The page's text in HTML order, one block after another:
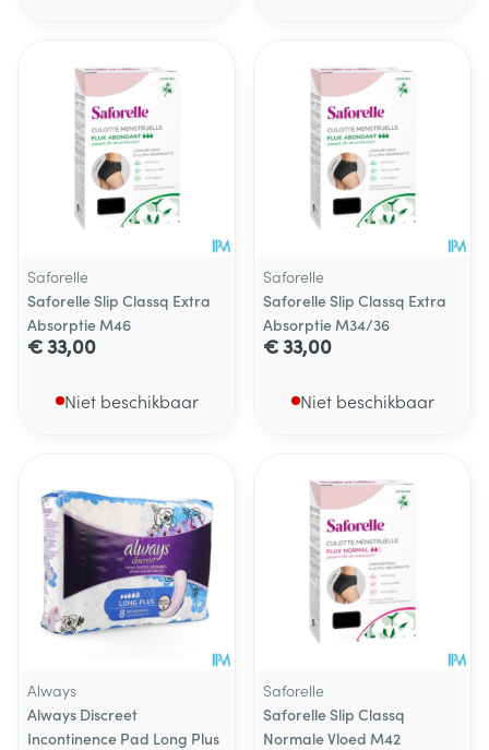
Saforelle
Saforelle Slip Classq Extra
Absorptie M46
€ 33,00
Niet beschikbaar
Saforelle
Saforelle Slip Classq Extra
Absorptie M34/36
€ 33,00
Niet beschikbaar
Always
Always Discreet
Incontinence Pad Long Plus
Saforelle
Saforelle Slip Classq
Normale Vloed M42